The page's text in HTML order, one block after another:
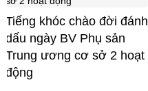
Tiếng khóc chào đời đánh
dấu ngày BV Phụ sản
Trung ương cơ sở 2 hoạt
động